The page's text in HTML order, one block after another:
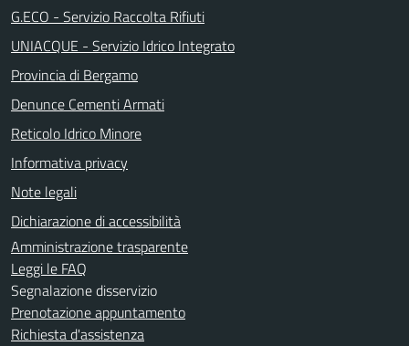
G.ECO - Servizio Raccolta Rifiuti
UNIACQUE - Servizio Idrico Integrato
Provincia di Bergamo
Denunce Cementi Armati
Reticolo Idrico Minore
Informativa privacy
Note legali
Dichiarazione di accessibilità
Amministrazione trasparente
Leggi le FAQ
Segnalazione disservizio
Prenotazione appuntamento
Richiesta d'assistenza